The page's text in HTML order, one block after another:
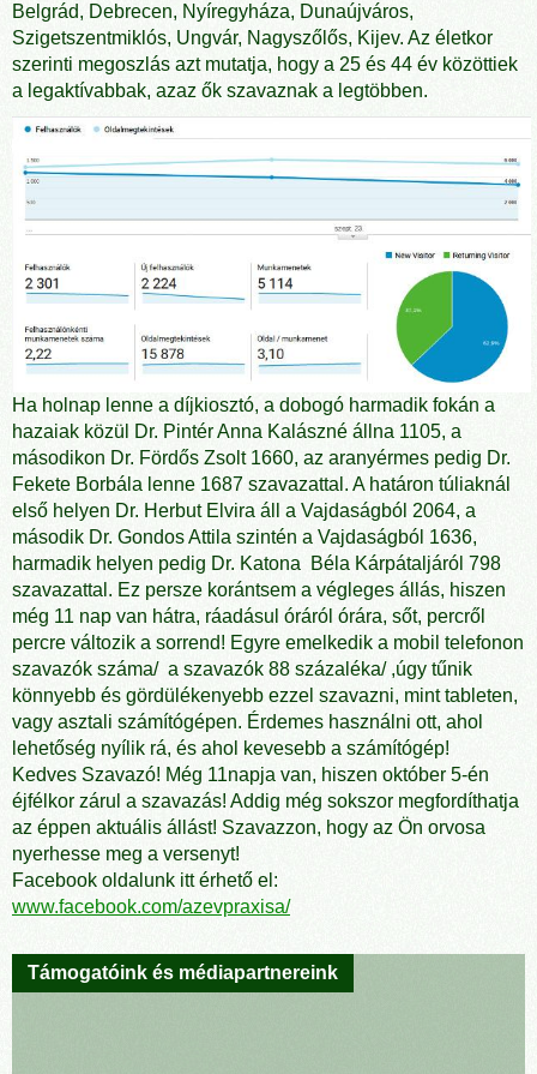
Belgrád, Debrecen, Nyíregyháza, Dunaújváros,
Szigetszentmiklós, Ungvár, Nagyszőlős, Kijev. Az életkor
szerinti megoszlás azt mutatja, hogy a 25 és 44 év közöttiek
a legaktívabbak, azaz ők szavaznak a legtöbben.
Ha holnap lenne a díjkiosztó, a dobogó harmadik fokán a
hazaiak közül Dr. Pintér Anna Kalászné állna 1105, a
másodikon Dr. Fördős Zsolt 1660, az aranyérmes pedig Dr.
Fekete Borbála lenne 1687 szavazattal. A határon túliaknál
első helyen Dr. Herbut Elvira áll a Vajdaságból 2064, a
második Dr. Gondos Attila szintén a Vajdaságból 1636,
harmadik helyen pedig Dr. Katona Béla Kárpátaljáról 798
szavazattal. Ez persze korántsem a végleges állás, hiszen
még 11 nap van hátra, ráadásul óráról órára, sőt, percről
percre változik a sorrend! Egyre emelkedik a mobil telefonon
szavazók száma/ a szavazók 88 százaléka/ ,úgy tűnik
könnyebb és gördülékenyebb ezzel szavazni, mint tableten,
vagy asztali számítógépen. Érdemes használni ott, ahol
lehetőség nyílik rá, és ahol kevesebb a számítógép!
Kedves Szavazó! Még 11napja van, hiszen október 5-én
éjfélkor zárul a szavazás! Addig még sokszor megfordíthatja
az éppen aktuális állást! Szavazzon, hogy az Ön orvosa
nyerhesse meg a versenyt!
Facebook oldalunk itt érhető el:
www.facebook.com/azevpraxisa/
Támogatóink és médiapartnereink